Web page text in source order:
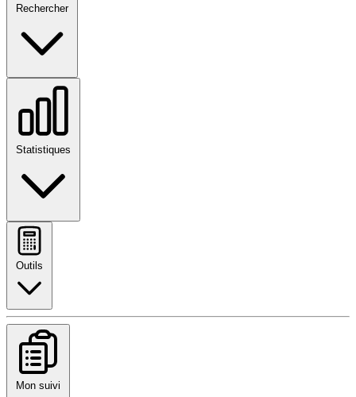
Rechercher
Statistiques
Outils
Mon suivi